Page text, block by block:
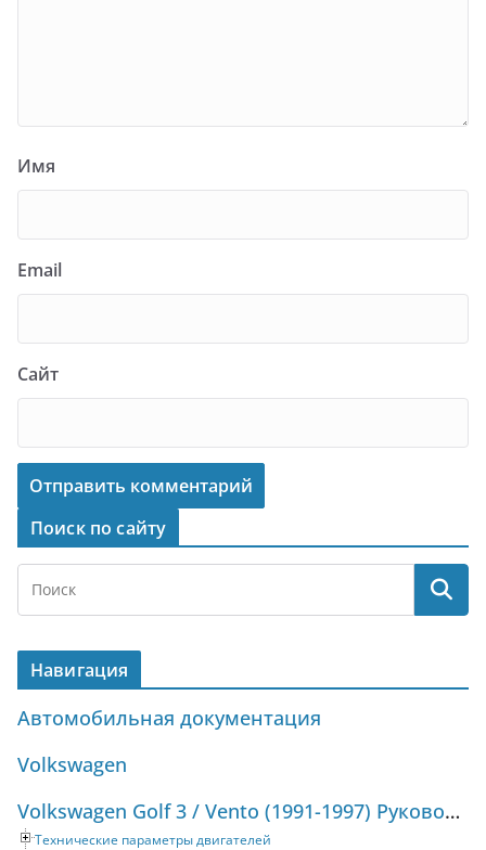
Имя
Email
Сайт
Поиск по сайту
Навигация
Автомобильная документация
Volkswagen
Volkswagen Golf 3 / Vento (1991-1997) Руководство по ремонту и техническому обслуживанию
Технические параметры двигателей